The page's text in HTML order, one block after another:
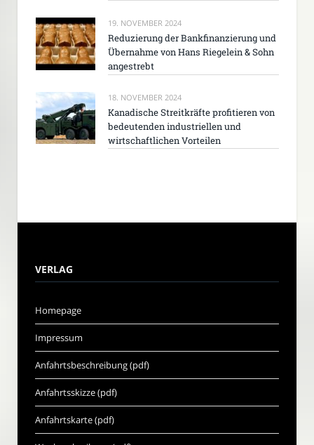
19. NOVEMBER 2024
Reduzierung der Bankfinanzierung und
Übernahme von Hans Riegelein & Sohn
angestrebt
18. NOVEMBER 2024
Kanadische Streitkräfte profitieren von
bedeutenden industriellen und
wirtschaftlichen Vorteilen
VERLAG
Homepage
Impressum
Anfahrtsbeschreibung (pdf)
Anfahrtsskizze (pdf)
Anfahrtskarte (pdf)